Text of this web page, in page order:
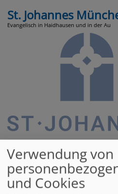
zum
Inhalt
St. Johannes
Evangelisch in Haidhausen und in der Au
Hauptnavigation
Startseite 02.05.2023 JOMA
Verwendung von
und Cookies